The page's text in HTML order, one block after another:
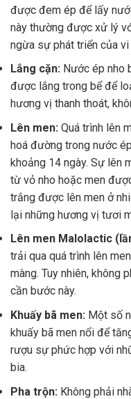
được đem ép để lấy
này thường được xử lý
ngừa sự phát triển của
Lắng cặn: Nước ép nho
được lắng trong bể để
hương vị thanh thoát,
Lên men: Quá trình lên
hoá đường trong nước
khoảng 14 ngày. Sự lên
từ vỏ nho hoặc men
trắng được lên men ở
lại những hương vị tươi
Lên men Malolactic
trải qua quá trình lên
màng. Tuy nhiên, không
cần bước này.
Khuấy bã men: Một số
khuấy bã men nổi để
rượu sự phức hợp với
bia.
Pha trộn: Không phải